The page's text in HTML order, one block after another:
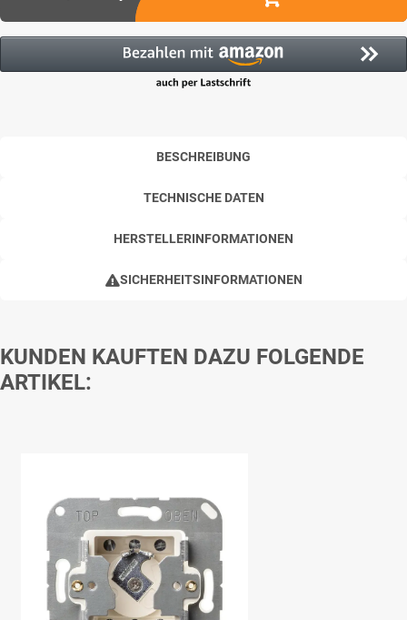
BESCHREIBUNG
TECHNISCHE DATEN
HERSTELLERINFORMATIONEN
SICHERHEITSINFORMATIONEN
KUNDEN KAUFTEN DAZU FOLGENDE
ARTIKEL: